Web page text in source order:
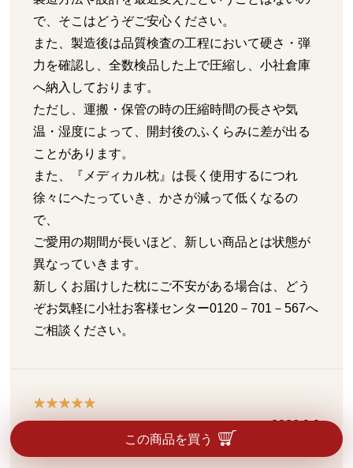
この商品を買う
で、そこはどうぞご安心ください。
また、製造後は品質検査の工程において硬さ・弾
力を確認し、全数検品した上で圧縮し、小社倉庫
へ納入しております。
ただし、運搬・保管の時の圧縮時間の長さや気
温・湿度によって、開封後のふくらみに差が出る
ことがあります。
また、『メディカル枕』は長く使用するにつれ
徐々にへたっていき、かさが減って低くなるの
で、
ご愛用の期間が長いほど、新しい商品とは状態が
異なっていきます。
新しくお届けした枕にご不安がある場合は、どう
ぞお気軽に小社お客様センター0120－701－567へ
ご相談ください。
2026.8.3
色々試してみたけれど…